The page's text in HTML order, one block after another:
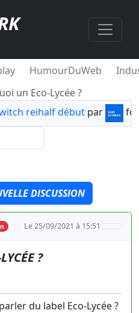
HumourDuWeb
un Eco-Lycée ?
reihalf début par
DISCUSSION
Le 25/09/2021 à 15:51
?
du label Eco-Lycée ?